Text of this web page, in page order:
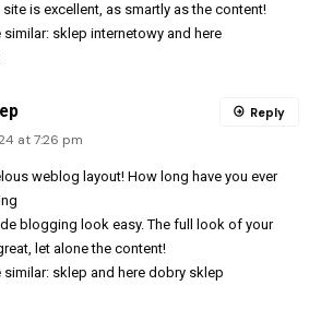
is excellent, as smartly as the content!
similar: sklep internetowy and here
at 7:26 pm
weblog layout! How long have you ever
blogging look easy. The full look of your
let alone the content!
similar: sklep and here dobry sklep
Reply